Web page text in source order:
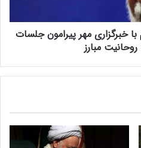
خبرگزاری مهر پیرامون جلسات
مبارز